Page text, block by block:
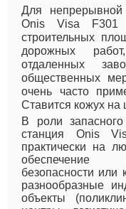
Для непрерывной
Onis Visa F301
строительных
дорожных
отдаленных
общественных
очень часто
Ставится кожух на
В роли
станция Onis
практически на
обеспечение
безопасности или
разнообразные
объекты